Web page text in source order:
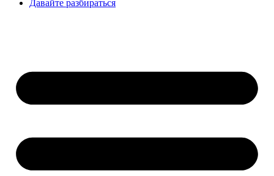
Давайте разбираться